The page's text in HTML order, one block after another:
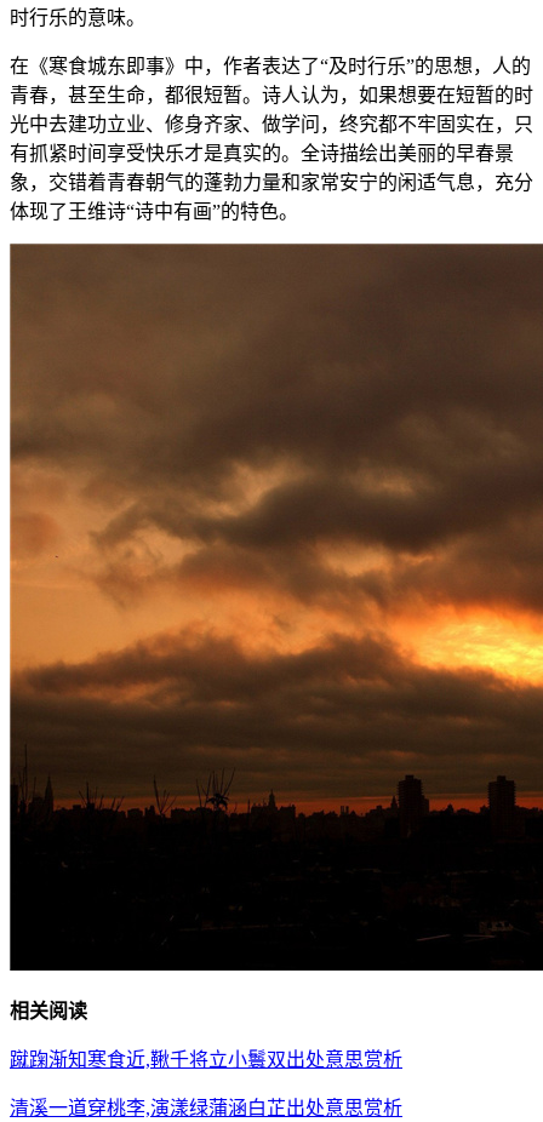
时行乐的意味。
在《寒食城东即事》中，作者表达了“及时行乐”的思想，人的
青春，甚至生命，都很短暂。诗人认为，如果想要在短暂的时
光中去建功立业、修身齐家、做学问，终究都不牢固实在，只
有抓紧时间享受快乐才是真实的。全诗描绘出美丽的早春景
象，交错着青春朝气的蓬勃力量和家常安宁的闲适气息，充分
体现了王维诗“诗中有画”的特色。
相关阅读
蹴踘渐知寒食近,鞦千将立小鬟双出处意思赏析
清溪一道穿桃李,演漾绿蒲涵白芷出处意思赏析